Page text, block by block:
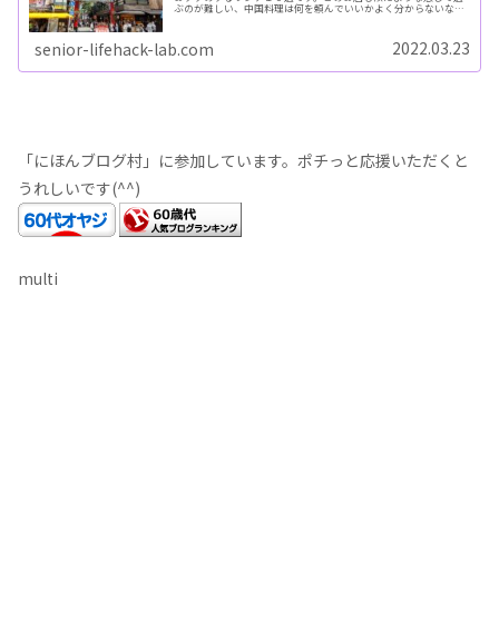
ぶのが難しい、中国料理は何を頼んでいいかよく分からないな
senior-lifehack-lab.com 2022.03.23
「にほんブログ村」に参加しています。ポチっと応援いただくと
うれしいです(^^)
multi